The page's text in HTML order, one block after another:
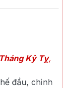
Tháng Kỷ Tỵ,
đầu, chỉnh